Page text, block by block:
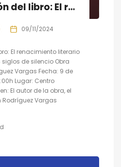
Presentación del libro: El renacimiento literario de Persia. Tras dos siglos de silencio
09/11/2024
El renacimiento literario
siglos de silencio Obra
Vargas Fecha: 9 de
Lugar: Centro
El autor de la obra, el
Vargas